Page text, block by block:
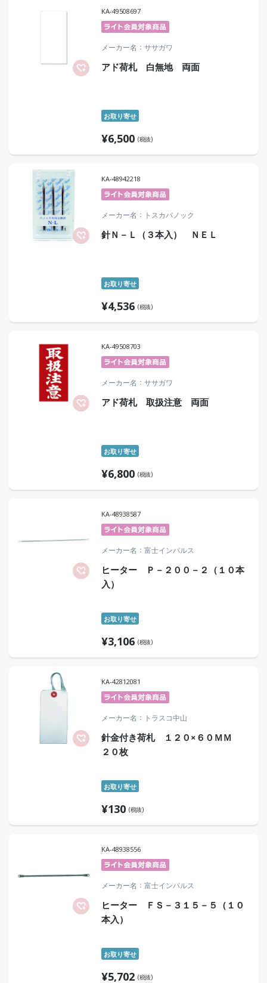
KA-49508697
メーカー名 ササガワ
アド荷札 白無地 両面
お取り寄せ
¥6,500 (税抜)
KA-48942218
メーカー名 トスカバノック
針Ｎ－Ｌ（３本入） ＮＥＬ
お取り寄せ
¥4,536 (税抜)
KA-49508703
メーカー名 ササガワ
アド荷札 取扱注意 両面
お取り寄せ
¥6,800 (税抜)
KA-48938587
メーカー名 富士インパルス
ヒーター Ｐ－２００－２（１０本
入）
お取り寄せ
¥3,106 (税抜)
KA-42812081
メーカー名 トラスコ中山
針金付き荷札 １２０×６０ＭＭ
２０枚
お取り寄せ
¥130 (税抜)
KA-48938556
メーカー名 富士インパルス
ヒーター ＦＳ－３１５－５（１０
本入）
お取り寄せ
¥5,702 (税抜)